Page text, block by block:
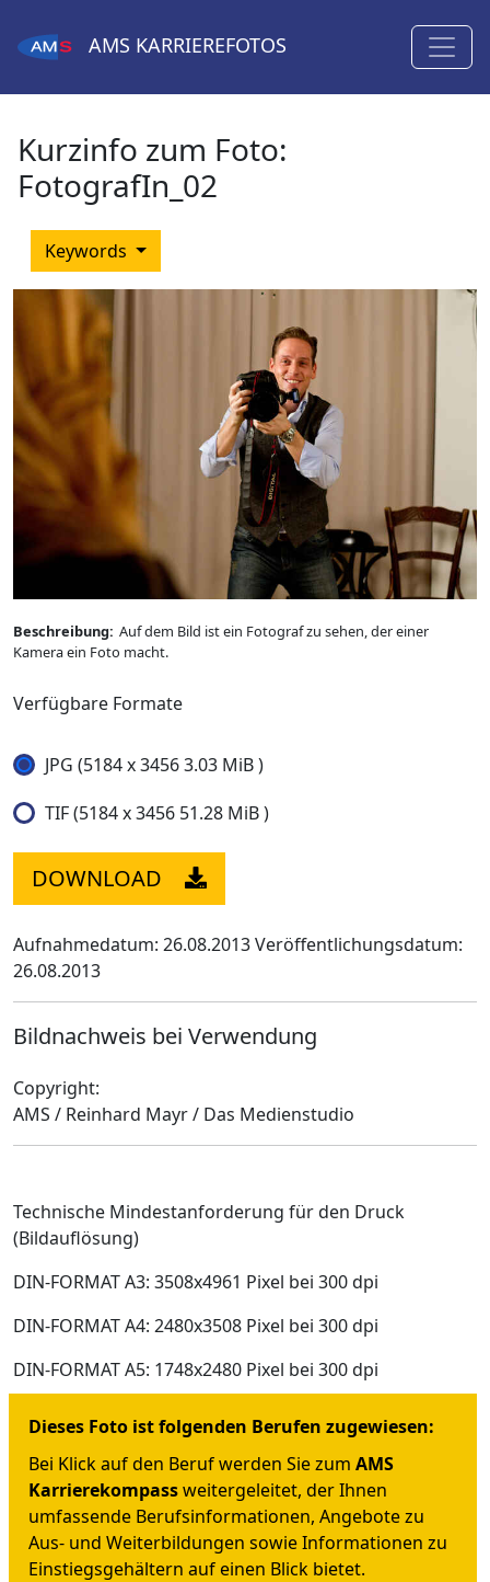
AMS KARRIEREFOTOS
Kurzinfo zum Foto:
FotografIn_02
Keywords
Beschreibung: Auf dem Bild ist ein Fotograf zu sehen, der einer
Kamera ein Foto macht.
Verfügbare Formate
JPG (5184 x 3456 3.03 MiB )
TIF (5184 x 3456 51.28 MiB )
DOWNLOAD
Aufnahmedatum: 26.08.2013Veröffentlichungsdatum:
26.08.2013
Bildnachweis bei Verwendung
Copyright:
AMS / Reinhard Mayr / Das Medienstudio
Technische Mindestanforderung für den Druck
(Bildauflösung)
DIN-FORMAT A3: 3508x4961 Pixel bei 300 dpi
DIN-FORMAT A4: 2480x3508 Pixel bei 300 dpi
DIN-FORMAT A5: 1748x2480 Pixel bei 300 dpi
Dieses Foto ist folgenden Berufen zugewiesen:
Bei Klick auf den Beruf werden Sie zum AMS
Karrierekompassweitergeleitet, der Ihnen
umfassende Berufsinformationen, Angebote zu
Aus- und Weiterbildungen sowie Informationen zu
Einstiegsgehältern auf einen Blick bietet.